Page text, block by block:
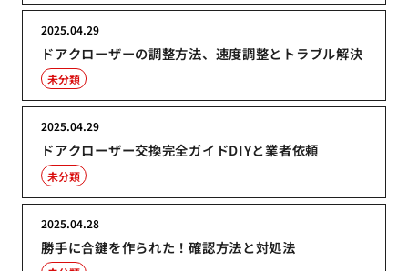
ドアクローザーの調整方法、速度調整とトラブル解決
2025.04.29
未分類
ドアクローザー交換完全ガイドDIYと業者依頼
2025.04.29
未分類
勝手に合鍵を作られた！確認方法と対処法
2025.04.28